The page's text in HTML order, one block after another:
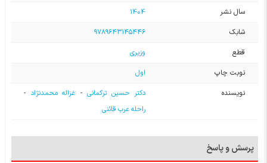
سال نشر
1404
شابک
۹۷۸۹۶۴۳۱۴۵۴۴۶
قطع
وزیری
نوبت چاپ
اول
نویسنده
دکتر حسین ترکمانی- غزاله محمدنژاد -
راحله عرب قائنی
پرسش و پاسخ